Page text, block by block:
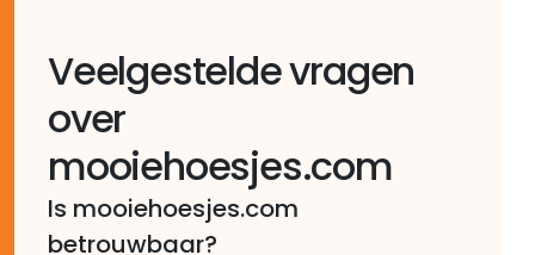
Veelgestelde vragen
over
mooiehoesjes.com
Is mooiehoesjes.com
betrouwbaar?